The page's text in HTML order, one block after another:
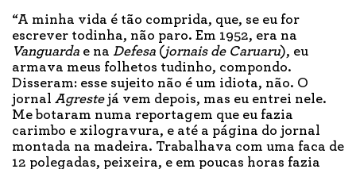
“A minha vida é tão comprida, que, se eu for
escrever todinha, não paro. Em 1952, era na
Vanguarda e na Defesa (jornais de Caruaru), eu
armava meus folhetos tudinho, compondo.
Disseram: esse sujeito não é um idiota, não. O
jornal Agrestejá vem depois, mas eu entrei nele.
Me botaram numa reportagem que eu fazia
carimbo e xilogravura, e até a página do jornal
montada na madeira. Trabalhava com uma faca de
12 polegadas, peixeira, e em poucas horas fazia